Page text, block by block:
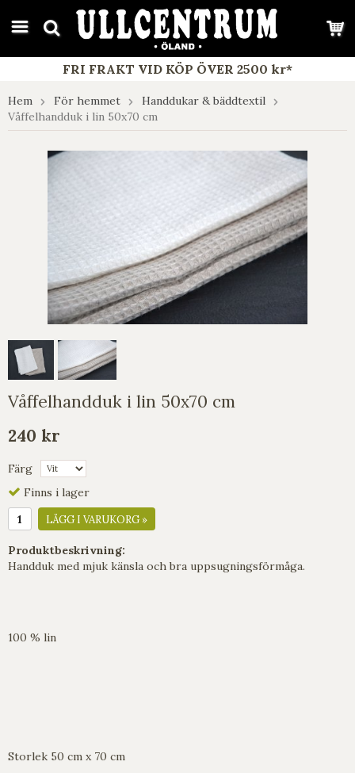
google-site-verification: google7e4b1026db5d9f32.html
FRI FRAKT VID KÖP ÖVER 2500 kr*
Hem För hemmet
Handdukar & bäddtextil
Våffelhandduk i lin 50x70 cm
Våffelhandduk i lin 50x70 cm
240 kr
Färg
Finns i lager
LÄGG I VARUKORG »
Produktbeskrivning:
Handduk med mjuk känsla och bra uppsugningsförmåga.
100 % lin
Storlek 50 cm x 70 cm